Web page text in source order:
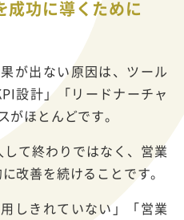
成功に導くために
が出ない原因は、ツール
設計」「リードナーチャ
がほとんどです。
て終わりではなく、営業
改善を続けることです。
しきれていない」「営業